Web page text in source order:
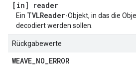
[in] reader
Ein TVLReader-Objekt, in das die
decodiert werden sollen.
Rückgabewerte
WEAVE_NO_ERROR